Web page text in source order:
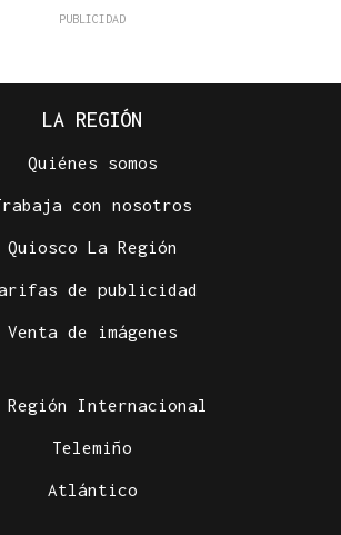
LA REGIÓN
Quiénes somos
con nosotros
Quiosco La Región
de publicidad
Venta de imágenes
Región Internacional
Telemiño
Atlántico